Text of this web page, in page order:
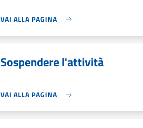
VAI ALLA PAGINA
Sospendere l'attività
VAI ALLA PAGINA